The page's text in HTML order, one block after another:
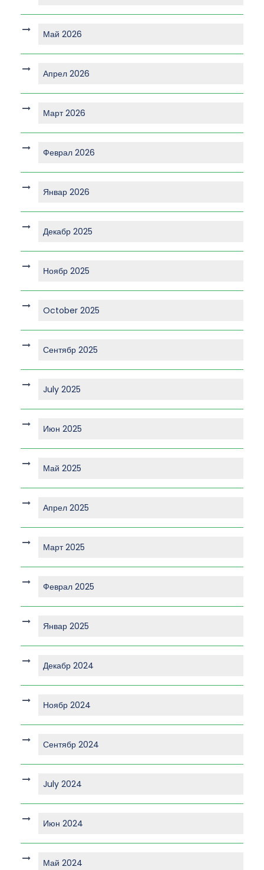
Май 2026
Апрел 2026
Март 2026
Феврал 2026
Январ 2026
Декабр 2025
Ноябр 2025
October 2025
Сентябр 2025
July 2025
Июн 2025
Май 2025
Апрел 2025
Март 2025
Феврал 2025
Январ 2025
Декабр 2024
Ноябр 2024
Сентябр 2024
July 2024
Июн 2024
Май 2024